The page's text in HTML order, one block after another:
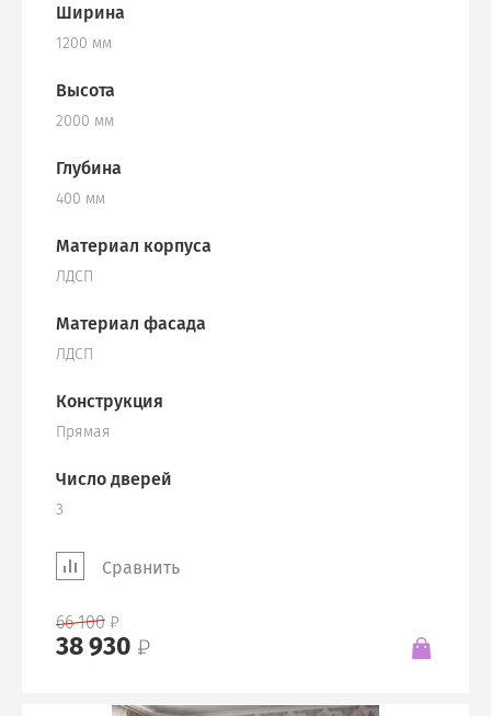
Ширина
1200 мм
Высота
2000 мм
Глубина
400 мм
Материал корпуса
ЛДСП
Материал фасада
ЛДСП
Конструкция
Прямая
Число дверей
3
Сравнить
66 100
38 930